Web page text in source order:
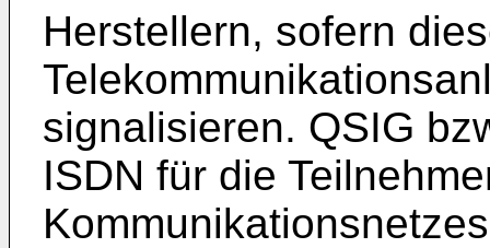
Herstellern, sofern
signalisieren. QSIG
ISDN für die